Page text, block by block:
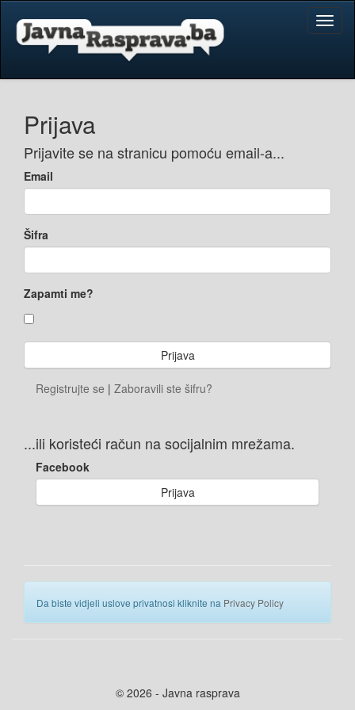
Prijava
Prijavite se na stranicu pomoću email-a...
Email
Šifra
Zapamti me?
Registrujte se | Zaboravili ste šifru?
...ili koristeći račun na socijalnim mrežama.
Facebook
Prijava
Da biste vidjeli uslove privatnosi kliknite na Privacy Policy
© 2026 - Javna rasprava